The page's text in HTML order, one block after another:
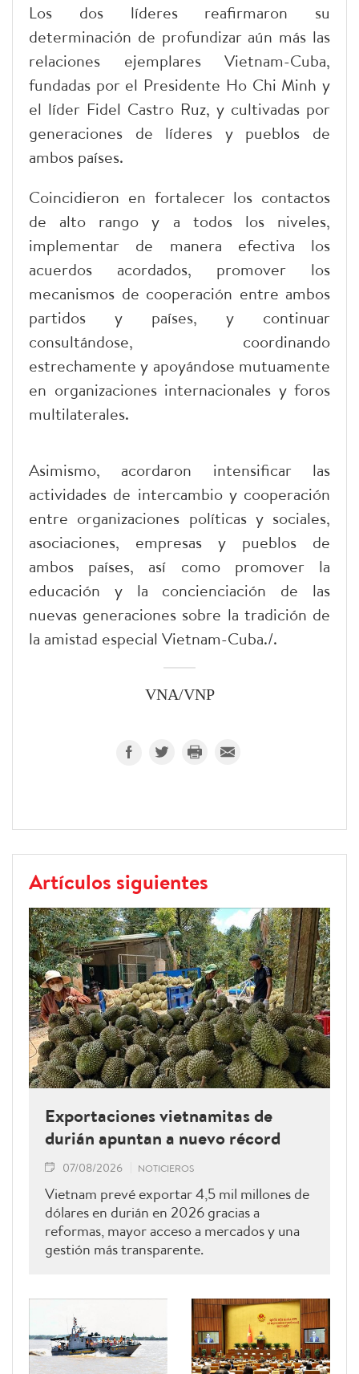
Los dos líderes reafirmaron su
determinación de profundizar aún más las
relaciones ejemplares Vietnam-Cuba,
fundadas por el Presidente Ho Chi Minh y
el líder Fidel Castro Ruz, y cultivadas por
generaciones de líderes y pueblos de
ambos países.
Coincidieron en fortalecer los contactos
de alto rango y a todos los niveles,
implementar de manera efectiva los
acuerdos acordados, promover los
mecanismos de cooperación entre ambos
partidos y países, y continuar
consultándose, coordinando
estrechamente y apoyándose mutuamente
en organizaciones internacionales y foros
multilaterales.
Asimismo, acordaron intensificar las
actividades de intercambio y cooperación
entre organizaciones políticas y sociales,
asociaciones, empresas y pueblos de
ambos países, así como promover la
educación y la concienciación de las
nuevas generaciones sobre la tradición de
la amistad especial Vietnam-Cuba./.
VNA/VNP
Artículos siguientes
Exportaciones vietnamitas de
durián apuntan a nuevo récord
07/08/2026 NOTICIEROS
Vietnam prevé exportar 4,5 mil millones de
dólares en durián en 2026 gracias a
reformas, mayor acceso a mercados y una
gestión más transparente.